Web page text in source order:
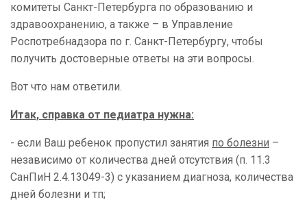
комитеты Санкт-Петербурга по образованию и
здравоохранению, а также – в Управление
Роспотребнадзора по г. Санкт-Петербургу, чтобы
получить достоверные ответы на эти вопросы.
Вот что нам ответили.
Итак, справка от педиатра нужна:
- если Ваш ребенок пропустил занятия по болезни –
независимо от количества дней отсутствия (п. 11.3
СанПиН 2.4.13049-3) с указанием диагноза, количества
дней болезни и тп;